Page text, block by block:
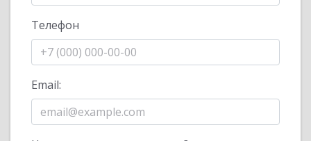
Телефон
Email: